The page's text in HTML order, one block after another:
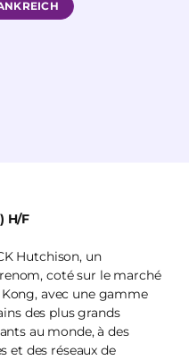
H/F
Hutchison, un
coté sur le marché
avec une gamme
des plus grands
au monde, à des
et des réseaux de